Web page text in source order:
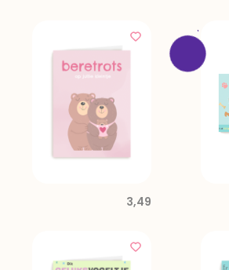
3,49